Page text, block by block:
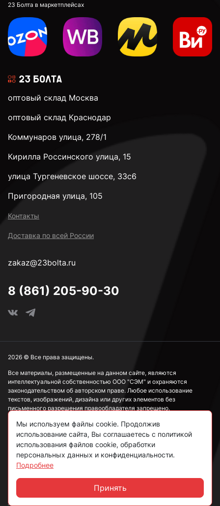
23 Болта в маркетплейсах
оптовый склад Москва
оптовый склад Краснодар
Коммунаров улица, 278/1
Кирилла Россинского улица, 15
улица Тургеневское шоссе, 33с6
Пригородная улица, 105
Контакты
Доставка по всей России
zakaz@23bolta.ru
8 (861) 205-90-30
Все материалы, размещенные на данном сайте, являются
интеллектуальной собственностью ООО "СЭМ" и охраняются
законодательством об авторском праве. Любое использование
текстов, изображений, дизайна или других элементов без
письменного разрешения правообладателя запрещено.
Информация, представленная на сайте, носит исключительно
ознакомительный характер и не может рассматриваться как
публичная оферта в соответствии со ст. 437 ГК РФ.
Политика конфиденциальности
Согласие на обработку данных
Пользовательское соглашение
2026 © Все права защищены.
Мы используем файлы cookie. Продолжив
использование сайта, Вы соглашаетесь с политикой
использования файлов cookie, обработки
персональных данных и конфиденциальности.
Подробнее
Принять
Чат